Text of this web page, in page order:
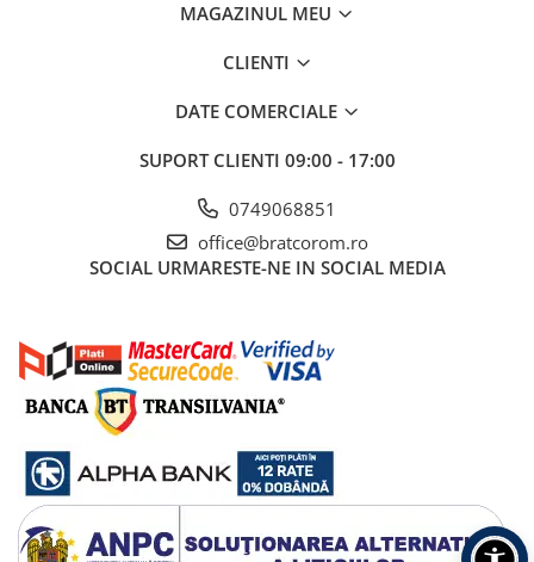
MAGAZINUL MEU
CLIENTI
DATE COMERCIALE
SUPORT CLIENTI 09:00 - 17:00
0749068851
office@bratcorom.ro
SOCIAL URMARESTE-NE IN SOCIAL MEDIA